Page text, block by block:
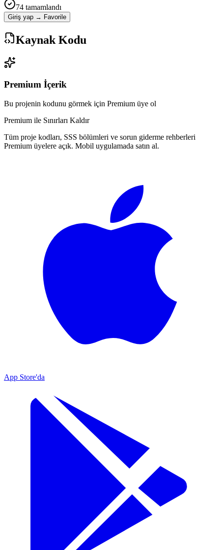
74 tamamlandı
Giriş yap → Favorile
Kaynak Kodu
Premium İçerik
Bu projenin kodunu görmek için Premium üye ol
Premium ile Sınırları Kaldır
Tüm proje kodları, SSS bölümleri ve sorun giderme rehberleri
Premium üyelere açık. Mobil uygulamada satın al.
App Store'da